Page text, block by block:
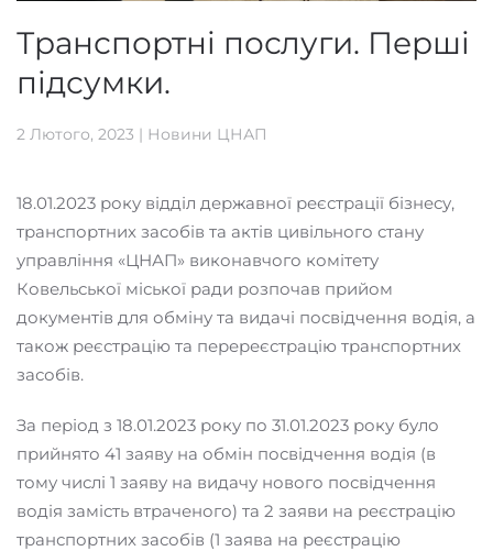
Транспортні послуги. Перші
підсумки.
2 Лютого, 2023 | Новини ЦНАП
18.01.2023 року відділ державної реєстрації бізнесу,
транспортних засобів та актів цивільного стану
управління «ЦНАП» виконавчого комітету
Ковельської міської ради розпочав прийом
документів для обміну та видачі посвідчення водія, а
також реєстрацію та перереєстрацію транспортних
засобів.
За період з 18.01.2023 року по 31.01.2023 року було
прийнято 41 заяву на обмін посвідчення водія (в
тому числі 1 заяву на видачу нового посвідчення
водія замість втраченого) та 2 заяви на реєстрацію
транспортних засобів (1 заява на реєстрацію